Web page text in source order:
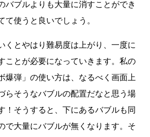
バブルよりも大量に消すことができ
て使うと良いでしょう。
くとやはり難易度は上がり、一度に
ことが必要になっていきます。私の
爆弾」の使い方は、なるべく画面上
らそうなバブルの配置だなと思う場
！そうすると、下にあるバブルも同
で大量にバブルが無くなります。そ